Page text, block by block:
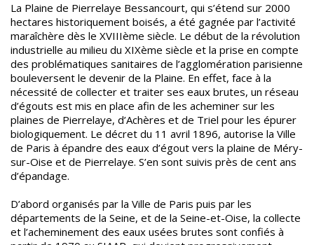
La Plaine de Pierrelaye Bessancourt, qui s’étend sur 2000
hectares historiquement boisés, a été gagnée par l’activité
maraîchère dès le XVIIIème siècle. Le début de la révolution
industrielle au milieu du XIXème siècle et la prise en compte
des problématiques sanitaires de l’agglomération parisienne
bouleversent le devenir de la Plaine. En effet, face à la
nécessité de collecter et traiter ses eaux brutes, un réseau
d’égouts est mis en place afin de les acheminer sur les
plaines de Pierrelaye, d’Achères et de Triel pour les épurer
biologiquement. Le décret du 11 avril 1896, autorise la Ville
de Paris à épandre des eaux d’égout vers la plaine de Méry-
sur-Oise et de Pierrelaye. S’en sont suivis près de cent ans
d’épandage.
D’abord organisés par la Ville de Paris puis par les
départements de la Seine, et de la Seine-et-Oise, la collecte
et l’acheminement des eaux usées brutes sont confiés à